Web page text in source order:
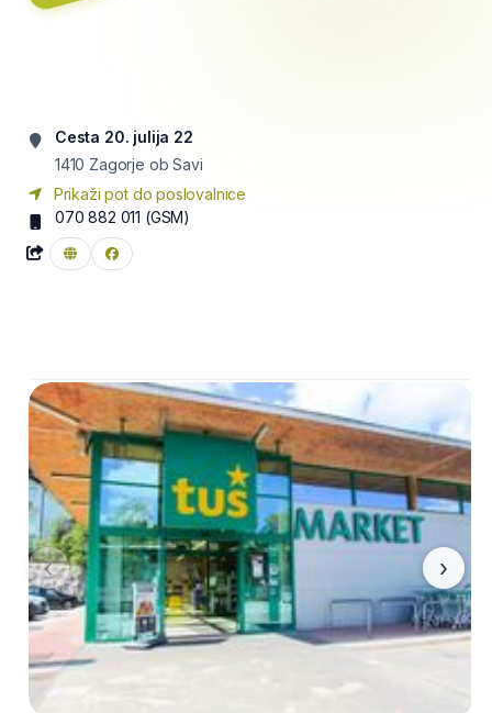
Cesta 20. julija 22
1410 Zagorje ob Savi
Prikaži pot do poslovalnice
070 882 011 (GSM)
‹ ›